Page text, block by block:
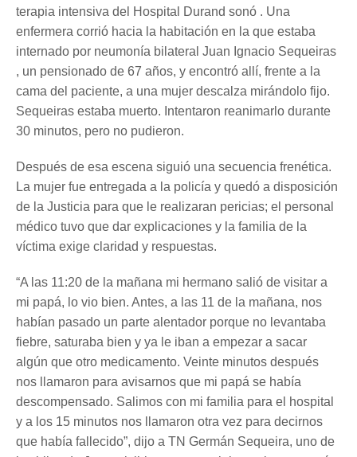
terapia intensiva del Hospital Durand sonó . Una
enfermera corrió hacia la habitación en la que estaba
internado por neumonía bilateral Juan Ignacio Sequeiras
, un pensionado de 67 años, y encontró allí, frente a la
cama del paciente, a una mujer descalza mirándolo fijo.
Sequeiras estaba muerto. Intentaron reanimarlo durante
30 minutos, pero no pudieron.
Después de esa escena siguió una secuencia frenética.
La mujer fue entregada a la policía y quedó a disposición
de la Justicia para que le realizaran pericias; el personal
médico tuvo que dar explicaciones y la familia de la
víctima exige claridad y respuestas.
“A las 11:20 de la mañana mi hermano salió de visitar a
mi papá, lo vio bien. Antes, a las 11 de la mañana, nos
habían pasado un parte alentador porque no levantaba
fiebre, saturaba bien y ya le iban a empezar a sacar
algún que otro medicamento. Veinte minutos después
nos llamaron para avisarnos que mi papá se había
descompensado. Salimos con mi familia para el hospital
y a los 15 minutos nos llamaron otra vez para decirnos
que había fallecido”, dijo a TN Germán Sequeira, uno de